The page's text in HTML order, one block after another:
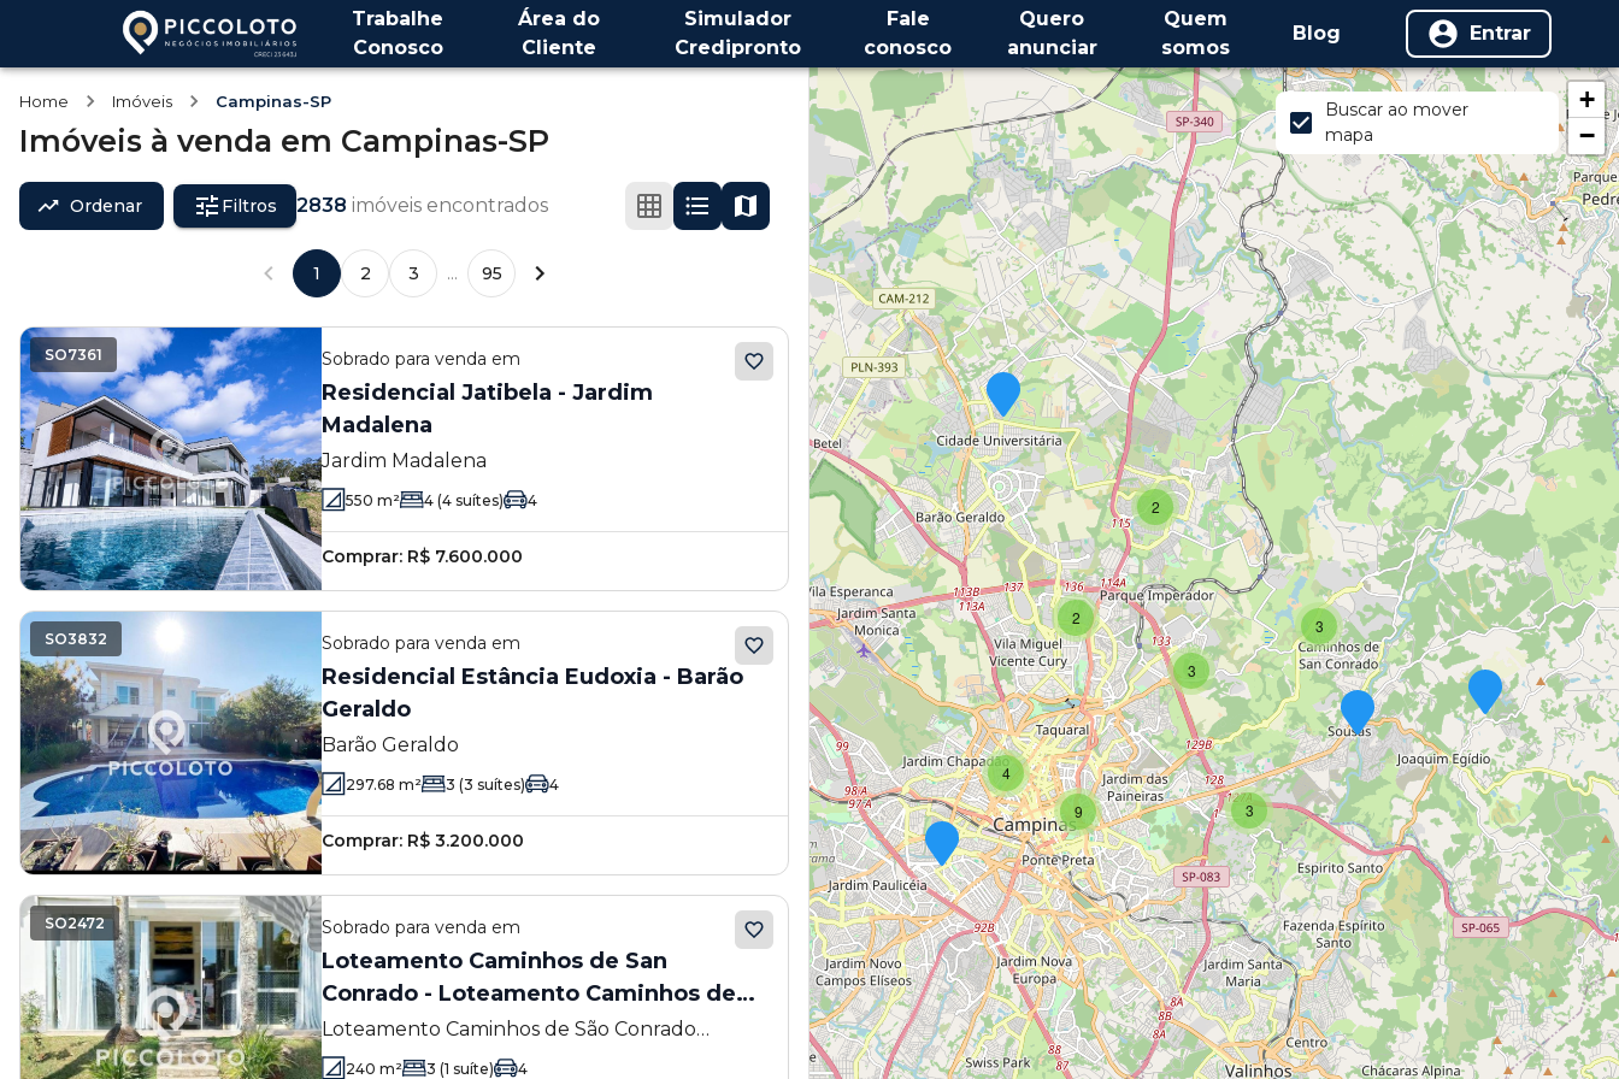
Trabalhe
Conosco
Área do
Cliente
Simulador
Credipronto
Fale
conosco
Quero
anunciar
Quem
somos
Blog Entrar
Home Imóveis Campinas-SP
Imóveis à venda em Campinas-SP
Ordenar Filtros 2838 imóveis encontrados
1 2 3 ... 95
SO7361 Sobrado para venda em
Residencial Jatibela - Jardim
Madalena
Jardim Madalena
550 m² 4 (4 suítes) 4
Comprar: R$ 7.600.000
SO3832 Sobrado para venda em
Residencial Estância Eudoxia - Barão
Geraldo
Barão Geraldo
297.68 m² 3 (3 suítes) 4
Comprar: R$ 3.200.000
SO2472 Sobrado para venda em
Loteamento Caminhos de San
Conrado - Loteamento Caminhos de
São Conrado (Sousas)
Loteamento Caminhos de São Conrado
(Sousas)
240 m² 3 (1 suíte) 4
4
9
2
3
2
3
3
+
−
Buscar ao mover
mapa